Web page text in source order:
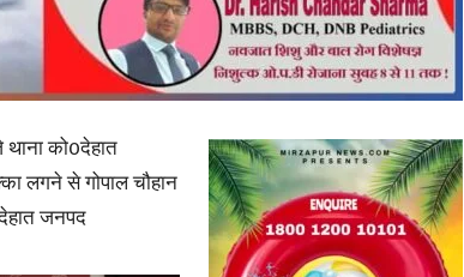
News
in
को0देहात
लगने से गोपाल चौहान
जनपद